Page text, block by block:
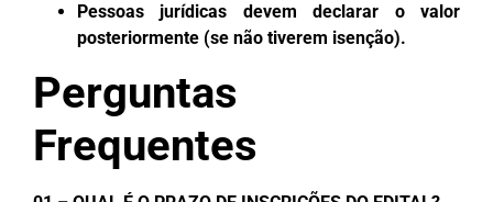
Pessoas jurídicas devem declarar o valor
posteriormente (se não tiverem isenção).
Perguntas
Frequentes